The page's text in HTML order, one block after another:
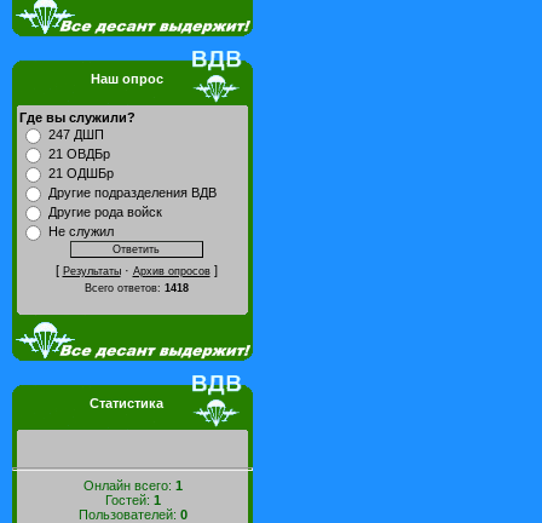
Наш опрос
Где вы служили?
247 ДШП
21 ОВДБр
21 ОДШБр
Другие подразделения ВДВ
Другие рода войск
Не служил
[ Результаты· Архив опросов]
Всего ответов: 1418
Статистика
Онлайн всего: 1
Гостей: 1
Пользователей: 0